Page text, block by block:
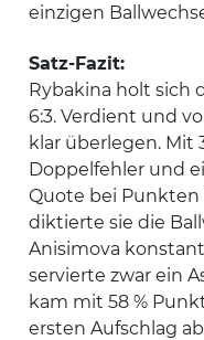
einzigen
Satz-Fazit:
Rybakina holt sich
6:3. Verdient und
klar überlegen. Mit
Doppelfehler und
Quote bei
diktierte sie die
Anisimova
servierte zwar ein
kam mit 58 %
ersten Aufschlag